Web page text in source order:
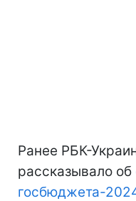
Ранее РБК-
рассказывало об
госбюджета-